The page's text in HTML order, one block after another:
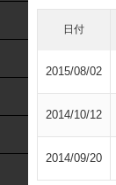
日付
2015/08/02
2014/10/12
2014/09/20